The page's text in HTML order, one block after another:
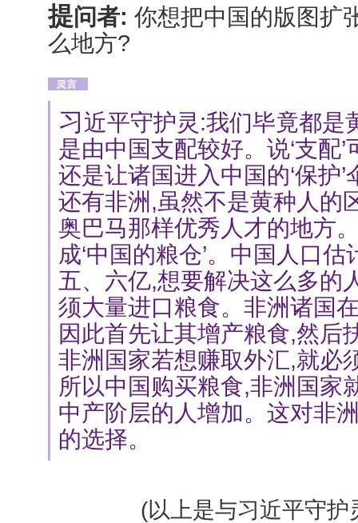
提问者: 你想把中国的版图扩
么地方?
习近平守护灵:我们毕竟都是
是由中国支配较好。说‘支配
还是让诸国进入中国的‘保护’
还有非洲,虽然不是黄种人的
奥巴马那样优秀人才的地方
成‘中国的粮仓’。中国人口
五、六亿,想要解决这么多的
须大量进口粮食。非洲诸国
因此首先让其增产粮食,然后
非洲国家若想赚取外汇,就必
所以中国购买粮食,非洲国家
中产阶层的人增加。这对非
的选择。
(以上是与习近平守